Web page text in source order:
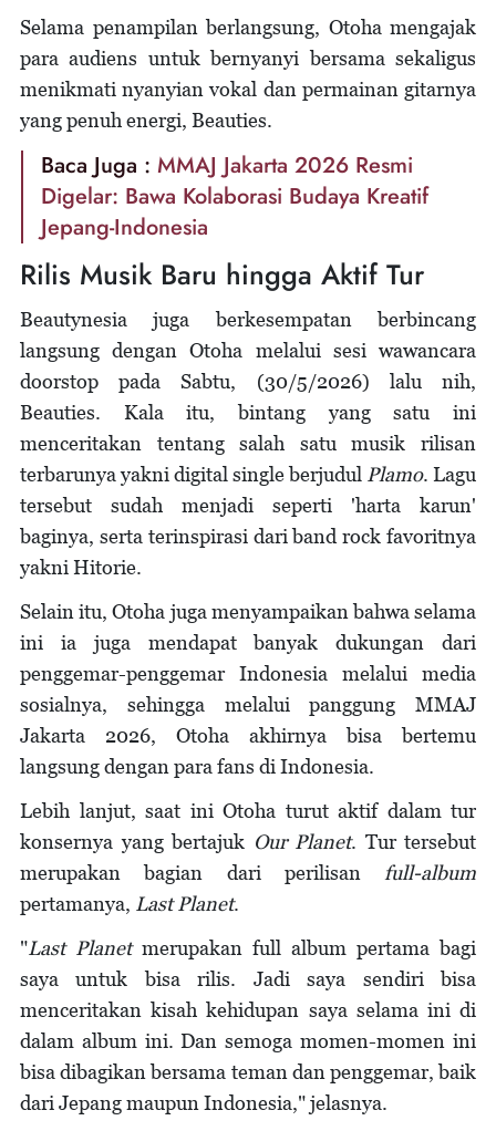
Selama penampilan berlangsung, Otoha mengajak
para audiens untuk bernyanyi bersama sekaligus
menikmati nyanyian vokal dan permainan gitarnya
yang penuh energi, Beauties.
Baca Juga : MMAJ Jakarta 2026 Resmi
Digelar: Bawa Kolaborasi Budaya Kreatif
Jepang-Indonesia
Rilis Musik Baru hingga Aktif Tur
Beautynesia juga berkesempatan berbincang
langsung dengan Otoha melalui sesi wawancara
doorstop pada Sabtu, (30/5/2026) lalu nih,
Beauties. Kala itu, bintang yang satu ini
menceritakan tentang salah satu musik rilisan
terbarunya yakni digital single berjudul Plamo. Lagu
tersebut sudah menjadi seperti 'harta karun'
baginya, serta terinspirasi dari band rock favoritnya
yakni Hitorie.
Selain itu, Otoha juga menyampaikan bahwa selama
ini ia juga mendapat banyak dukungan dari
penggemar-penggemar Indonesia melalui media
sosialnya, sehingga melalui panggung MMAJ
Jakarta 2026, Otoha akhirnya bisa bertemu
langsung dengan para fans di Indonesia.
Lebih lanjut, saat ini Otoha turut aktif dalam tur
konsernya yang bertajuk Our Planet. Tur tersebut
merupakan bagian dari perilisan full-album
pertamanya, Last Planet.
"Last Planetmerupakan full album pertama bagi
saya untuk bisa rilis. Jadi saya sendiri bisa
menceritakan kisah kehidupan saya selama ini di
dalam album ini. Dan semoga momen-momen ini
bisa dibagikan bersama teman dan penggemar, baik
dari Jepang maupun Indonesia," jelasnya.